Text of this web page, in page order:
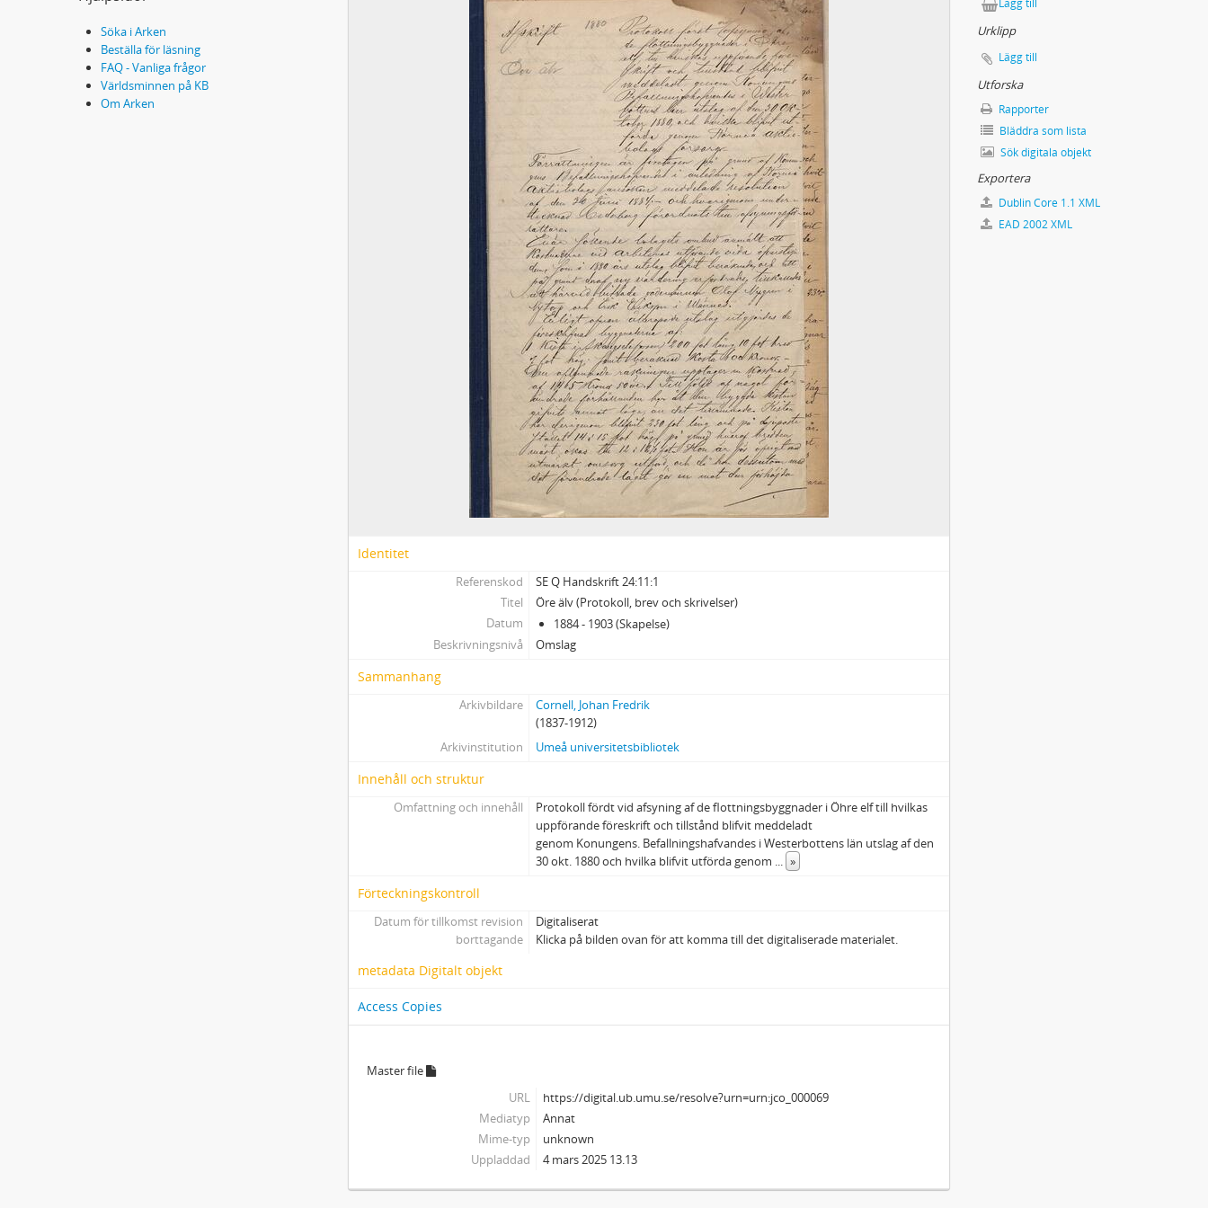
Söka i Arken
Beställa för läsning
FAQ - Vanliga frågor
Världsminnen på KB
Om Arken
Identitet
Referenskod
SE Q Handskrift 24:11:1
Titel
Öre älv (Protokoll, brev och skrivelser)
Datum
1884 - 1903 (Skapelse)
Beskrivningsnivå
Omslag
Sammanhang
Arkivbildare
Cornell, Johan Fredrik
(1837-1912)
Arkivinstitution
Umeå universitetsbibliotek
Innehåll och struktur
Omfattning och innehåll
Protokoll fördt vid afsyning af de flottningsbyggnader i Öhre elf till hvilkas
uppförande föreskrift och tillstånd blifvit meddeladt
genom Konungens. Befallningshafvandes i Westerbottens län utslag af den
30 okt. 1880 och hvilka blifvit utförda genom ... »
Förteckningskontroll
Datum för tillkomst revision
borttagande
Digitaliserat
Klicka på bilden ovan för att komma till det digitaliserade materialet.
metadata Digitalt objekt
Access Copies
Master file
URL
https://digital.ub.umu.se/resolve?urn=urn:jco_000069
Mediatyp
Annat
Mime-typ
unknown
Uppladdad
4 mars 2025 13.13
Lägg till
Urklipp
Lägg till
Utforska
Rapporter
Bläddra som lista
Sök digitala objekt
Exportera
Dublin Core 1.1 XML
EAD 2002 XML